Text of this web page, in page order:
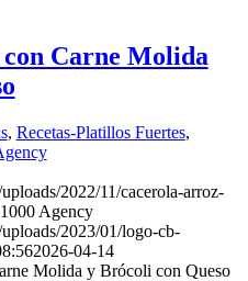
Carne Molida
, Recetas-Platillos Fuertes,
2022/11/cacerola-arroz-
1000 Agency
2023/01/logo-cb-
2026-04-14
Molida y Brócoli con Queso